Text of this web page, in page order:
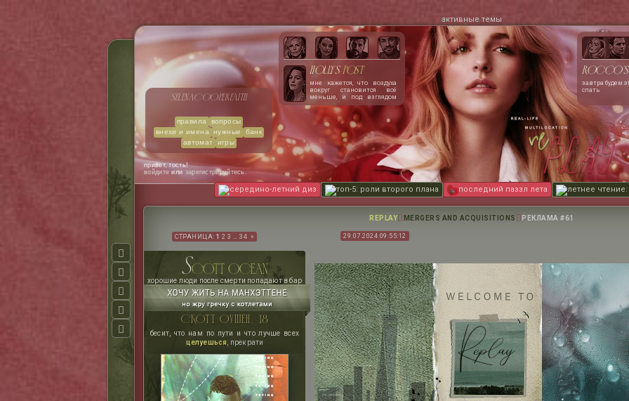
активные темы
середино-летний диз топ-5: роли второго плана последний паззл лета летнее
selenacooperfaith
правила
вопросы
внехи и имена
нужные
банк
автомат
игры
Holly'spost
мне кажется, что воздуха
вокруг становится всё
меньше, и под взглядом
нэша лёгкие сжимаются,
словно сжатые тугими
обручами. чертовски
хочется расплакаться. или
закричать. сердце
колотится как ослепшая от
паники птица, запертая в
стеклянном ящике.
Rocco's
завтра будем
спать
привет, гость!
войдите или зарегистрируйтесь.
REPLAY MERGERS AND ACQUISITIONS РЕКЛАМА #61
СТРАНИЦА: 1 2 3 … 34 » 29.07.2024 09:55:12
scott ocean
хорошие люди после смерти попадают в бар
скотт оушен, 18
бесит, что нам по пути и что лучше всех
целуешься
, прекрати